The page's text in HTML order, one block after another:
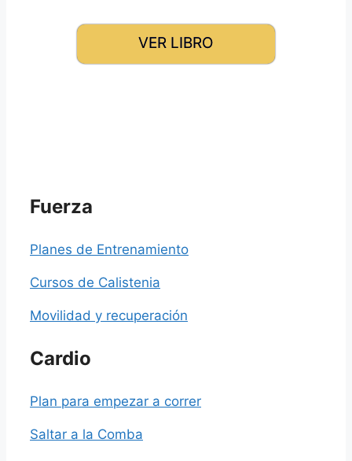
VER LIBRO
Fuerza
Planes de Entrenamiento
Cursos de Calistenia
Movilidad y recuperación
Cardio
Plan para empezar a correr
Saltar a la Comba